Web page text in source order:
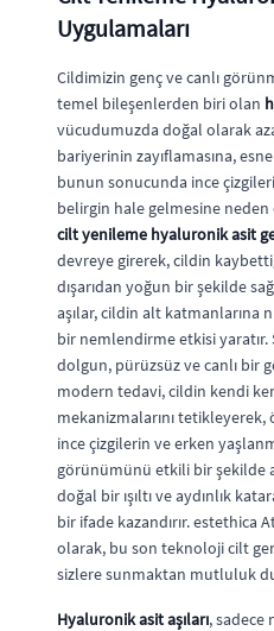
Uygulamaları
Cildimizin genç ve canlı
temel bileşenlerden biri olan
vücudumuzda doğal olarak
bariyerinin zayıflamasına,
bunun sonucunda ince
belirgin hale gelmesine
cilt yenileme hyaluronik asit
devreye girerek, cildin
dışarıdan yoğun bir şekilde
aşılar, cildin alt katmanlarına
bir nemlendirme etkisi
dolgun, pürüzsüz ve canlı bir
modern tedavi, cildin kendi
mekanizmalarını
ince çizgilerin ve erken
görünümünü etkili bir şekilde
doğal bir ışıltı ve aydınlık
bir ifade kazandırır. estethica
olarak, bu son teknoloji cilt
sizlere sunmaktan mutluluk
Hyaluronik asit aşıları, sadece